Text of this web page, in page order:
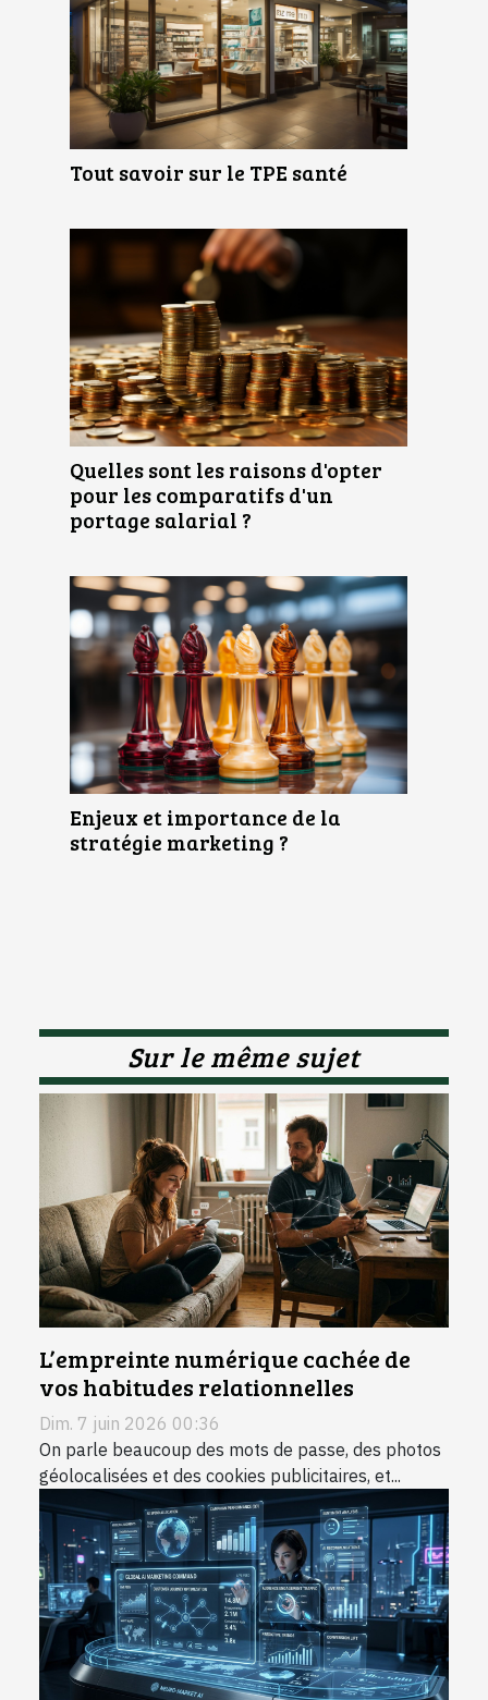
Tout savoir sur le TPE santé
Quelles sont les raisons d'opter
pour les comparatifs d'un
portage salarial ?
Enjeux et importance de la
stratégie marketing ?
Sur le même sujet
L’empreinte numérique cachée de
vos habitudes relationnelles
Dim. 7 juin 2026 00:36
On parle beaucoup des mots de passe, des photos
géolocalisées et des cookies publicitaires, et...